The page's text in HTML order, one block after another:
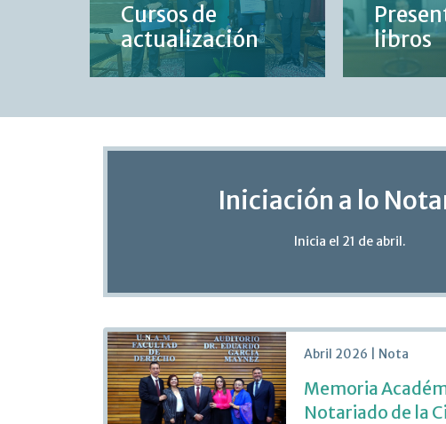
Cursos de
actualización
libros
Iniciación a lo
Inicia el 21 de abril.
Abril 2026 | Nota
Memoria
Notariado de la